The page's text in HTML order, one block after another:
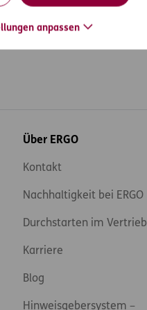
anpassen
Über ERGO
Kontakt
Nachhaltigkeit bei ERGO
Durchstarten im Vertrieb
Karriere
Blog
Hinweisgebersystem –